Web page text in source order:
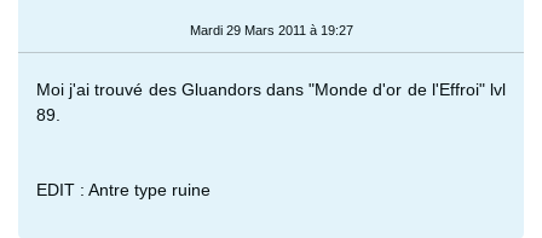
Mardi 29 Mars 2011 à 19:27
Moi j'ai trouvé des Gluandors dans "Monde d'or de l'Effroi" lvl
89.
EDIT : Antre type ruine